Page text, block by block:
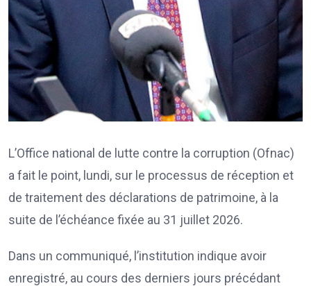
L’Office national de lutte contre la corruption (Ofnac)
a fait le point, lundi, sur le processus de réception et
de traitement des déclarations de patrimoine, à la
suite de l’échéance fixée au 31 juillet 2026.
Dans un communiqué, l’institution indique avoir
enregistré, au cours des derniers jours précédant